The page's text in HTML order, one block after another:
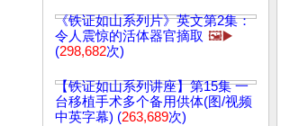
《铁证如山系列片》英文第2集：
令人震惊的活体器官摘取 🖼️▶️
(298,682次)
【铁证如山系列讲座】第15集 一
台移植手术多个备用供体(图/视频
中英字幕) (263,689次)